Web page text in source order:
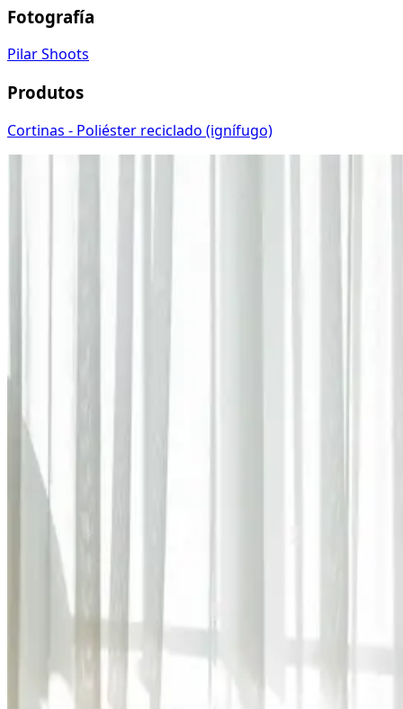
Fotografía
Pilar Shoots
Produtos
Cortinas - Poliéster reciclado (ignífugo)